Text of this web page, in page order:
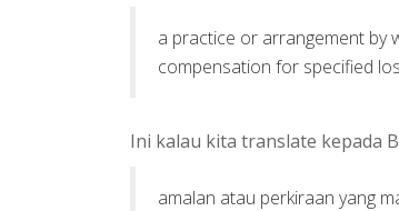
a practice or arrangement by
compensation for specified
Ini kalau kita translate kepada
amalan atau perkiraan yang